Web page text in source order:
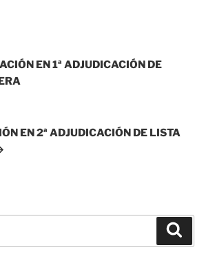
EN 1ª ADJUDICACIÓN DE
EN 2ª ADJUDICACIÓN DE LISTA